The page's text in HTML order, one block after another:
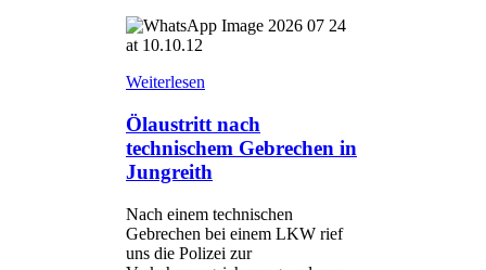
Weiterlesen
Ölaustritt nach
technischem Gebrechen in
Jungreith
Nach einem technischen
Gebrechen bei einem LKW rief
uns die Polizei zur